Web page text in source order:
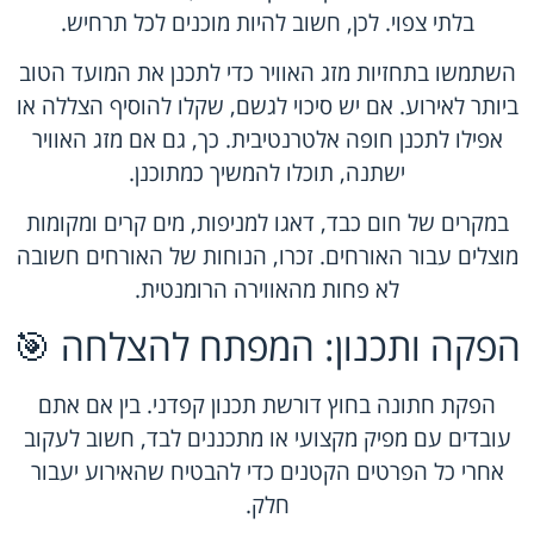
בלתי צפוי. לכן, חשוב להיות מוכנים לכל תרחיש.
השתמשו בתחזיות מזג האוויר כדי לתכנן את המועד הטוב
ביותר לאירוע. אם יש סיכוי לגשם, שקלו להוסיף הצללה או
אפילו לתכנן חופה אלטרנטיבית. כך, גם אם מזג האוויר
ישתנה, תוכלו להמשיך כמתוכנן.
במקרים של חום כבד, דאגו למניפות, מים קרים ומקומות
מוצלים עבור האורחים. זכרו, הנוחות של האורחים חשובה
לא פחות מהאווירה הרומנטית.
הפקה ותכנון: המפתח להצלחה 🎯
הפקת חתונה בחוץ דורשת תכנון קפדני. בין אם אתם
עובדים עם מפיק מקצועי או מתכננים לבד, חשוב לעקוב
אחרי כל הפרטים הקטנים כדי להבטיח שהאירוע יעבור
חלק.